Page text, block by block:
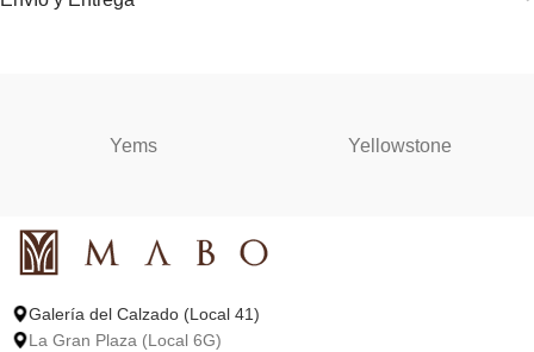
Yems Yellowstone
Galería del Calzado (Local 41)
La Gran Plaza (Local 6G)